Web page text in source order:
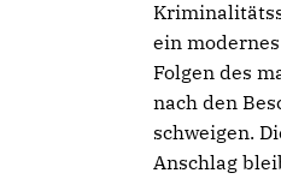
ein
Folgen des
nach den
schweigen.
Anschlag